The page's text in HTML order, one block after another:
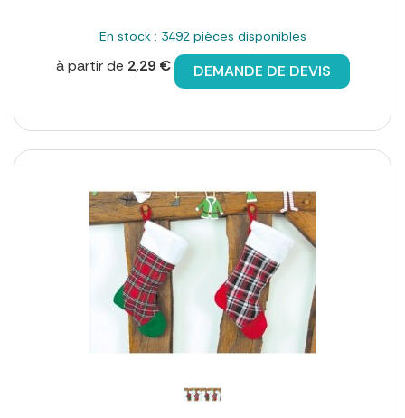
En stock : 3492 pièces disponibles
à partir de 2,29 € DEMANDE DE DEVIS